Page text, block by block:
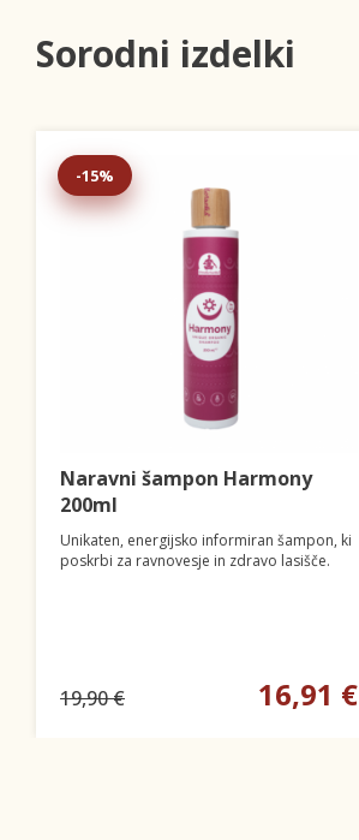
Sorodni izdelki
-15%
Naravni šampon Harmony
200ml
Unikaten, energijsko informiran šampon, ki
poskrbi za ravnovesje in zdravo lasišče.
19,90 € 16,91 €